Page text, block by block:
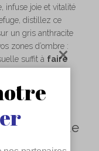
infuse joie et vitalité
distillez ce
un gris anthracite
zones d’ombre :
suffit à faire
symbolique